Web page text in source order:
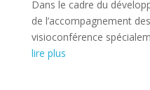
Dans le cadre du
de l’accompagnement
visioconférence
lire plus